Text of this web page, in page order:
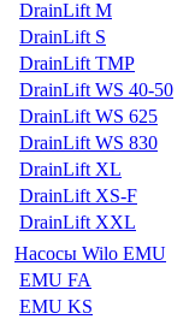
DrainLift M
DrainLift S
DrainLift TMP
DrainLift WS 40-50
DrainLift WS 625
DrainLift WS 830
DrainLift XL
DrainLift XS-F
DrainLift XXL
Насосы Wilo EMU
EMU FA
EMU KS